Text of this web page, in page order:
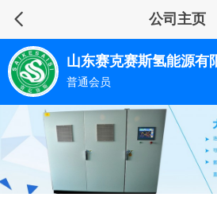
公司主页
山东赛克赛斯氢能源有
普通会员